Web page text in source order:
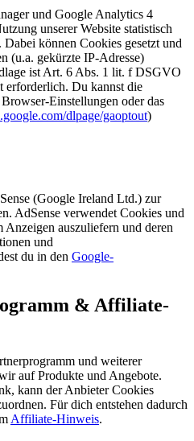
und Google Analytics 4
unserer Website statistisch
können Cookies gesetzt und
(u.a. gekürzte IP-Adresse)
ist Art. 6 Abs. 1 lit. f DSGVO
Du kannst die
Einstellungen oder das
dlpage/gaoptout)
(Google Ireland Ltd.) zur
AdSense verwendet Cookies und
auszuliefern und deren
und
du in den Google-
& Affiliate-
und weiterer
auf Produkte und Angebote.
kann der Anbieter Cookies
Für dich entstehen dadurch
Affiliate-Hinweis.